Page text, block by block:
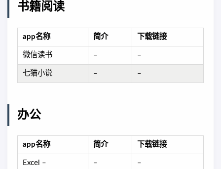
书籍阅读
app名称 简介 下载链接
微信读书 – –
七猫小说 – –
办公
app名称 简介 下载链接
Excel – – –